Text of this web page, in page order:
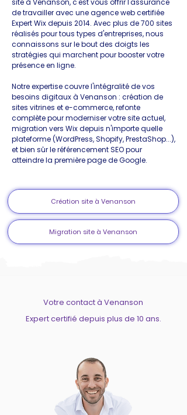
site à Venanson, c'est vous offrir l'assurance
de travailler avec une agence web certifiée
Expert Wix depuis 2014. Avec plus de 700 sites
réalisés pour tous types d'entreprises, nous
connaissons sur le bout des doigts les
stratégies qui marchent pour booster votre
présence en ligne.
Notre expertise couvre l'intégralité de vos
besoins digitaux à Venanson : création de
sites vitrines et e-commerce, refonte
complète pour moderniser votre site actuel,
migration vers Wix depuis n'importe quelle
plateforme (WordPress, Shopify, PrestaShop...),
et bien sûr le référencement SEO pour
atteindre la première page de Google.
Création site à Venanson
Migration site à Venanson
Votre contact à Venanson
Expert certifié depuis plus de 10 ans.